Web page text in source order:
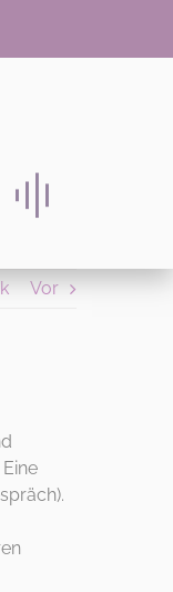
Vor